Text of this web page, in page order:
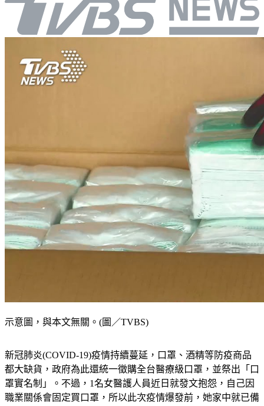
示意圖，與本文無關。(圖／TVBS)
新冠肺炎(COVID-19)疫情持續蔓延，口罩、酒精等防疫商品
都大缺貨，政府為此還統一徵購全台醫療級口罩，並祭出「口
罩實名制」。不過，1名女醫護人員近日就發文抱怨，自己因
職業關係會固定買口罩，所以此次疫情爆發前，她家中就已備